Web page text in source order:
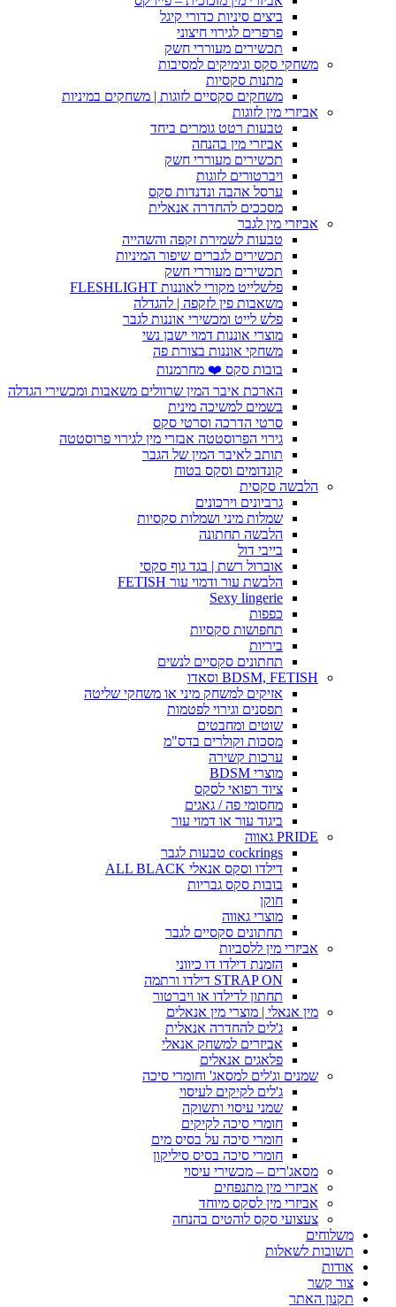
ביצים סיניות כדורי קיגל
פרפרים לגירוי חיצוני
תכשירים מעוררי חשק
משחקי סקס וגימיקים למסיבות
מתנות סקסיות
משחקים סקסיים לזוגות | משחקים במיניות
אביזרי מין לזוגות
טבעות רטט גומרים ביחד
אביזרי מין בהנחה
תכשירים מעוררי חשק
ויברטורים לזוגות
ערסל אהבה ונדנדות סקס
מסככים להחדרה אנאלית
אביזרי מין לגבר
טבעות לשמירת זקפה והשהייה
תכשירים לגברים שיפור המיניות
תכשירים מעוררי חשק
פלשלייט מקורי לאוננות FLESHLIGHT
משאבות פין לזקפה | להגדלה
פלש לייט ומכשירי אוננות לגבר
מוצרי אוננות דמוי ישבן נשי
משחקי אוננות בצורת פה
בובות סקס ❤️ מחרמנות
הארכת איבר המין שרוולים משאבות ומכשירי הגדלה
בשמים למשיכה מינית
סרטי הדרכה וסרטי סקס
גירוי הפרוסטטה אבזרי מין לגירוי פרוסטטה
תותב לאיבר המין של הגבר
קונדומים וסקס בטוח
הלבשה סקסית
גרביונים וירכונים
שמלות מיני ושמלות סקסיות
הלבשה תחתונה
בייבי דול
אוברול רשת | בגד גוף סקסי
הלבשת עור ודמוי עור FETISH
Sexy lingerie
כפפות
תחפושות סקסיות
ביריות
תחתונים סקסיים לנשים
BDSM, FETISH וסאדו
אזיקים למשחק מיני או משחקי שליטה
תפסנים וגירוי לפטמות
שוטים ומחבטים
מסכות וקולרים בדס"מ
ערכות קשירה
מוצרי BDSM
ציוד רפואי לסקס
מחסומי פה / גאגים
ביגוד עור או דמוי עור
PRIDE גאווה
cockrings טבעות לגבר
דילדו וסקס אנאלי ALL BLACK
בובות סקס גבריות
חוקן
מוצרי גאווה
תחתונים סקסיים לגבר
אביזרי מין ללסביות
הזמנת דילדו דו כיווני
STRAP ON דילדו ורתמה
תחתון לדילדו או ויברטור
מין אנאלי | מוצרי מין אנאלים
ג'לים להחדרה אנאלית
אביזרים למשחק אנאלי
פלאגים אנאלים
שמנים וג'לים למסאג' וחומרי סיכה
ג'לים לקיקים לעיסוי
שמני עיסוי ותשוקה
חומרי סיכה לקיקים
חומרי סיכה על בסיס מים
חומרי סיכה בסיס סיליקון
מסאג'רים – מכשירי עיסוי
אביזרי מין מתנפחים
אביזרי מין לסקס מיוחד
צעצועי סקס לוהטים בהנחה
משלוחים
תשובות לשאלות
אודות
צור קשר
תקנון האתר